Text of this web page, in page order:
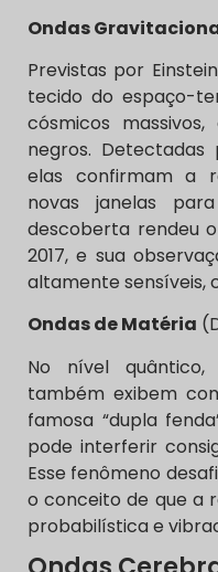
Ondas
Previstas por
tecido do espaço-
cósmicos
negros. Detectadas
elas confirmam a
novas janelas
descoberta rendeu
2017, e sua
altamente sensíveis,
Ondas de Matéria
No nível
também exibem
famosa “dupla
pode interferir
Esse fenômeno
o conceito de que a
probabilística e